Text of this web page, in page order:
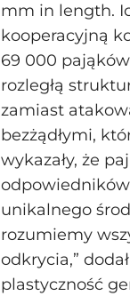
mm in length.
kooperacyjną
69 000
rozległą
zamiast
bezżądłymi,
wykazały, że
unikalnego
rozumiemy
odkrycia,”
plastyczność